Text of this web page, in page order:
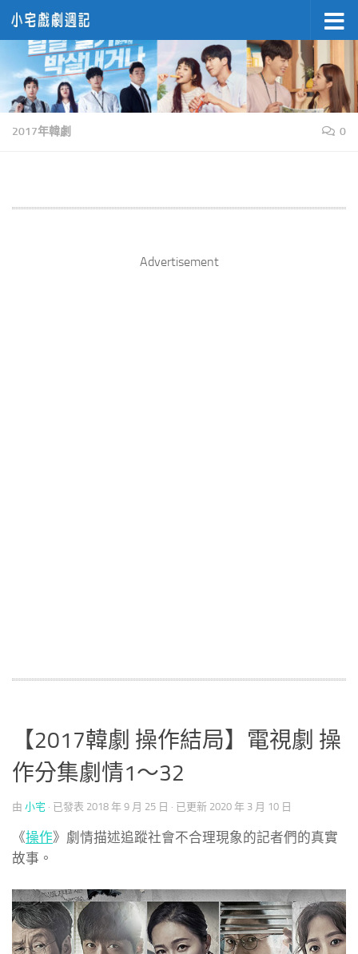
Skip to content
2017年韓劇 0
Advertisement
【2017韓劇 操作結局】電視劇 操
作分集劇情1～32
由 小宅 · 已發表 2018 年 9 月 25 日 · 已更新 2020 年 3 月 10 日
《操作》劇情描述追蹤社會不合理現象的記者們的真實
故事。